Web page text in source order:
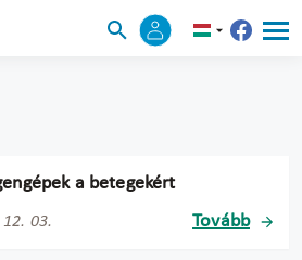
a betegekért
03. Tovább